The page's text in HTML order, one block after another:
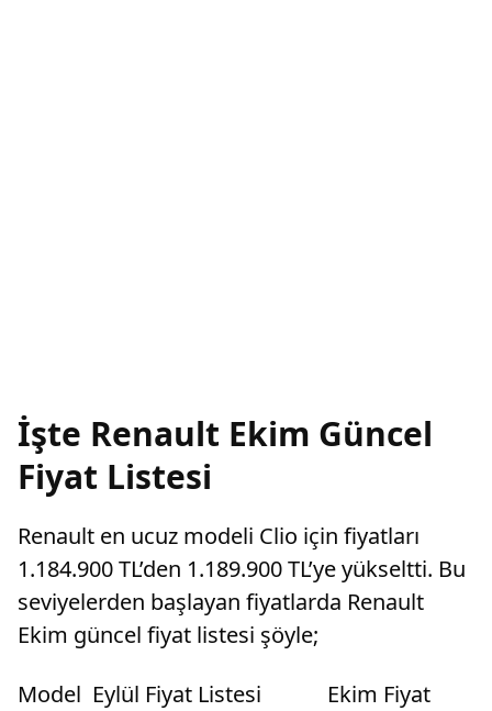
İşte Renault Ekim Güncel
Fiyat Listesi
Renault en ucuz modeli Clio için fiyatları
1.184.900 TL’den 1.189.900 TL’ye yükseltti. Bu
seviyelerden başlayan fiyatlarda Renault
Ekim güncel fiyat listesi şöyle;
Model Eylül Fiyat Listesi Ekim Fiyat